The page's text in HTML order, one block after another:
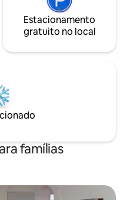
Estacionamento
gratuito no local
famílias